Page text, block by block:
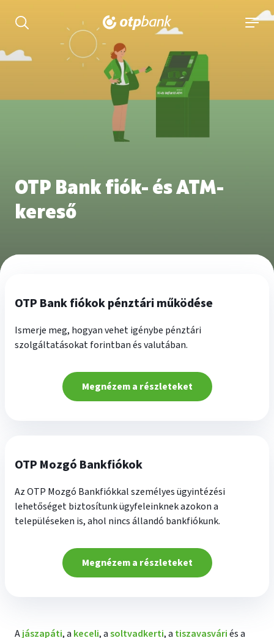
Keresés kinyitása
OTP Bank fiók- és ATM-
kereső
OTP Bank fiókok pénztári működése
Ismerje meg, hogyan vehet igénybe pénztári
szolgáltatásokat forintban és valutában.
Megnézem a részleteket
OTP Mozgó Bankfiókok
Az OTP Mozgó Bankfiókkal személyes ügyintézési
lehetőséget biztosítunk ügyfeleinknek azokon a
településeken is, ahol nincs állandó bankfiókunk.
Megnézem a részleteket
Ajászapáti, a keceli, asoltvadkerti, a tiszavasváriés a